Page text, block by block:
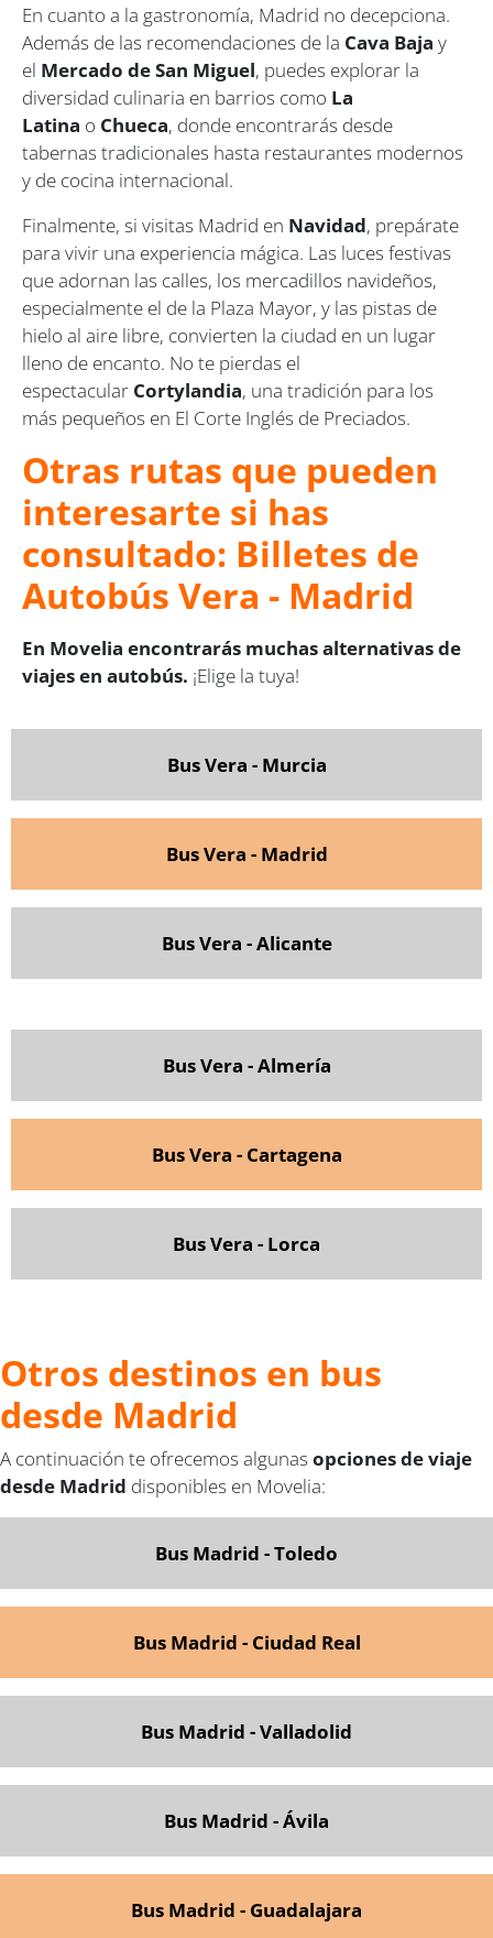
En cuanto a la gastronomía, Madrid no decepciona.
Además de las recomendaciones de la Cava Baja y
el Mercado de San Miguel, puedes explorar la
diversidad culinaria en barrios como La
Latina o Chueca, donde encontrarás desde
tabernas tradicionales hasta restaurantes modernos
y de cocina internacional.
Finalmente, si visitas Madrid en Navidad, prepárate
para vivir una experiencia mágica. Las luces festivas
que adornan las calles, los mercadillos navideños,
especialmente el de la Plaza Mayor, y las pistas de
hielo al aire libre, convierten la ciudad en un lugar
lleno de encanto. No te pierdas el
espectacular Cortylandia, una tradición para los
más pequeños en El Corte Inglés de Preciados.
Otras rutas que pueden
interesarte si has
consultado: Billetes de
Autobús Vera - Madrid
En Movelia encontrarás muchas alternativas de
viajes en autobús. ¡Elige la tuya!
Bus Vera - Murcia
Bus Vera - Madrid
Bus Vera - Alicante
Bus Vera - Almería
Bus Vera - Cartagena
Bus Vera - Lorca
Otros destinos en bus
desde Madrid
A continuación te ofrecemos algunas opciones de viaje
desde Madrid disponibles en Movelia:
Bus Madrid - Toledo
Bus Madrid - Ciudad Real
Bus Madrid - Valladolid
Bus Madrid - Ávila
Bus Madrid - Guadalajara